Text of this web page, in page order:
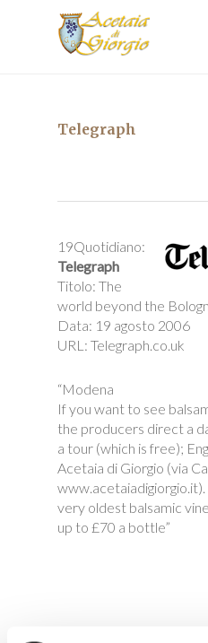
Telegraph
19Quotidiano:
Telegraph
Titolo: The
world beyond the
Data: 19 agosto 2006
URL: Telegraph.co.uk
“Modena
If you want to see
the producers direct a
a tour (which is free);
Acetaia di Giorgio (via
very oldest balsamic
up to £70 a bottle”